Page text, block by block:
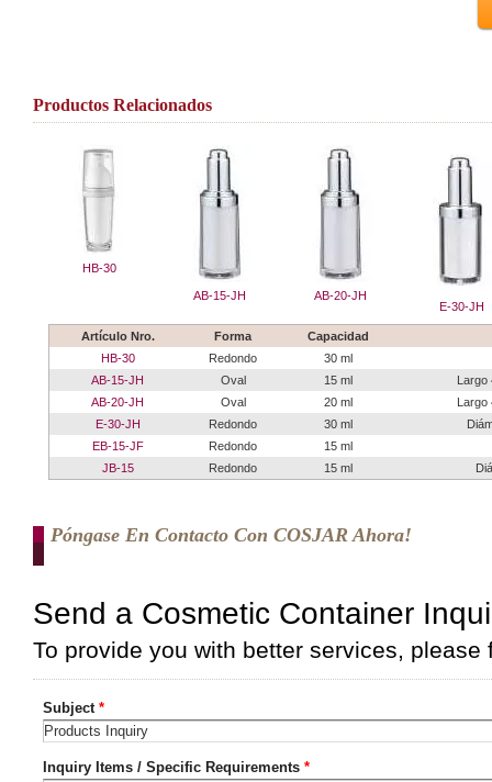
Productos Relacionados
HB-30
AB-15-JH
AB-20-JH
E-30-JH
Artículo Nro. Forma
Capacidad
HB-30
Redondo
30 ml
AB-15-JH
Oval 15 ml
Largo
AB-20-JH
Oval 20 ml
Largo
E-30-JH
Redondo 30 ml
EB-15-JF
Redondo
15 ml
JB-15
Redondo 15 ml
Póngase En Contacto Con COSJAR Ahora!